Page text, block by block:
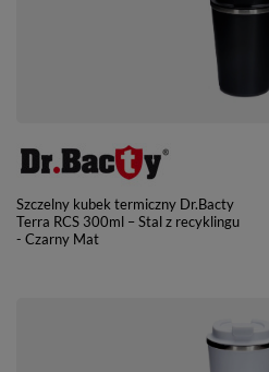
Szczelny kubek termiczny Dr.Bacty
Terra RCS 300ml – Stal z recyklingu
- Czarny Mat